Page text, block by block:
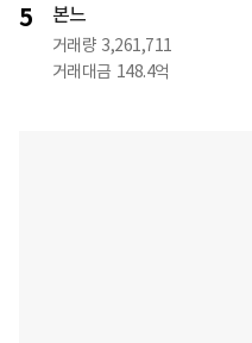
5 본느
거래량 3,261,711
거래대금 148.4억